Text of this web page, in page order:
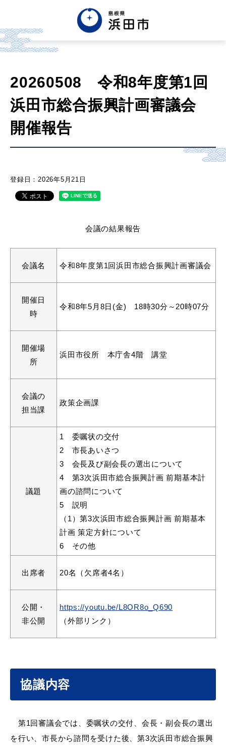
한글 Tiếng việt Tagalog
市政情報
健康・福祉・子育て
産業・ビジネス
教育・文化・スポーツ
移住・定住 （はまだぐらし）
観光・飲食
妊娠・出産
教育
引っ越し・住まい 就職・退職
高齢者・介護 おくやみ
目的から探す
20260508 令和8年度第1回
浜田市総合振興計画審議会
開催報告
登録日：2026年5月21日
会議の結果報告
会議名 令和8年度第1回浜田市総合振興計画審議会
開催日
時
令和8年5月8日(金) 18時30分～20時07分
開催場
所
浜田市役所 本庁舎4階 講堂
会議の
担当課
政策企画課
議題
1 委嘱状の交付
2 市長あいさつ
3 会長及び副会長の選出について
4 第3次浜田市総合振興計画 前期基本計
画の諮問について
5 説明
（1）第3次浜田市総合振興計画 前期基本
計画 策定方針について
6 その他
出席者 20名（欠席者4名）
公開・
非公開
https://youtu.be/L8OR8o_Q690
（外部リンク）
協議内容
第1回審議会では、委嘱状の交付、会長・副会長の選出
を行い、市長から諮問を受けた後、第3次浜田市総合振興